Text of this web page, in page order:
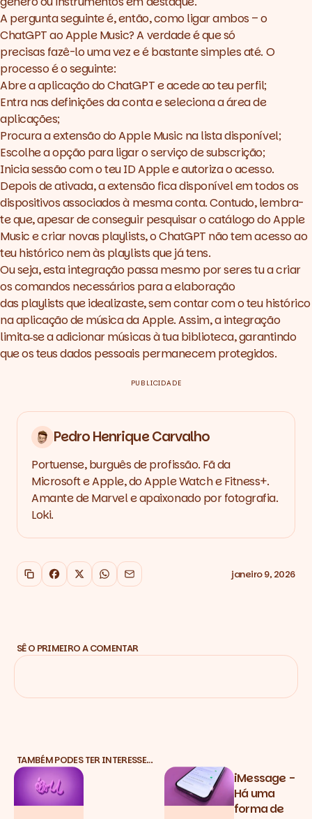
A pergunta seguinte é, então, como ligar ambos – o
ChatGPT ao Apple Music? A verdade é que só
precisas fazê-lo uma vez e é bastante simples até. O
processo é o seguinte:
Abre a aplicação do ChatGPT e acede ao teu perfil;
Entra nas definições da conta e seleciona a área de
aplicações;
Procura a extensão do Apple Music na lista disponível;
Escolhe a opção para ligar o serviço de subscrição;
Inicia sessão com o teu ID Apple e autoriza o acesso.
Depois de ativada, a extensão fica disponível em todos os
dispositivos associados à mesma conta. Contudo, lembra-
te que, apesar de conseguir pesquisar o catálogo do Apple
Music e criar novasplaylists, o ChatGPT não tem acesso ao
teu histórico nem àsplaylistsque já tens.
Ou seja, esta integração passa mesmo por seres tu a criar
os comandos necessários para a elaboração
das playlists que idealizaste, sem contar com o teu histórico
na aplicação de música da Apple. Assim, a integração
limita‑se a adicionar músicas à tua biblioteca, garantindo
que os teus dados pessoais permanecem protegidos.
PUBLICIDADE
Pedro Henrique Carvalho
Portuense, burguês de profissão. Fã da
Microsoft e Apple, do Apple Watch e Fitness+.
Amante de Marvel e apaixonado por fotografia.
Loki.
Copiar link
Facebook
X WhatsApp
Email janeiro 9, 2026
SÊ O PRIMEIRO A COMENTAR
TAMBÉM PODES TER INTERESSE…
iMessage -
Há uma
forma de